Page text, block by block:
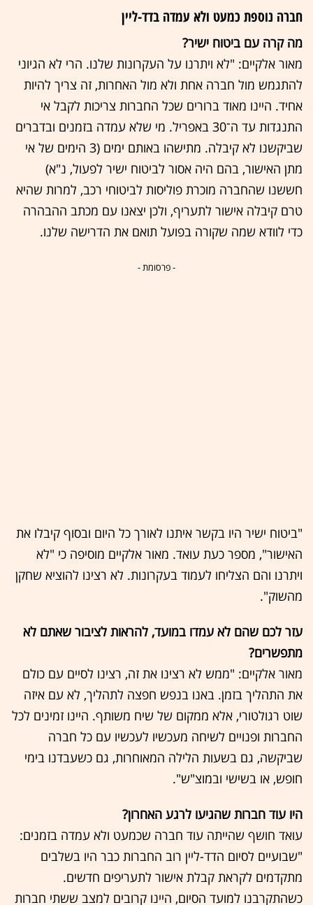
חברה נוספת כמעט ולא עמדה בדד-ליין
מה קרה עם ביטוח ישיר?
מאור אלקיים: "לא ויתרנו על העקרונות שלנו. הרי לא הגיוני
להתגמש מול חברה אחת ולא מול האחרות, זה צריך להיות
אחיד. היינו מאוד ברורים שכל החברות צריכות לקבל אי
התנגדות עד ה־30 באפריל. מי שלא עמדה בזמנים ובדברים
שביקשנו לא קיבלה. מתישהו באותם ימים (3 הימים של אי
מתן האישור, בהם היה אסור לביטוח ישיר לפעול, נ"א)
חששנו שהחברה מוכרת פוליסות לביטוחי רכב, למרות שהיא
טרם קיבלה אישור לתעריף, ולכן יצאנו עם מכתב ההבהרה
כדי לוודא שמה שקורה בפועל תואם את הדרישה שלנו.
- פרסומת -
"ביטוח ישיר היו בקשר איתנו לאורך כל היום ובסוף קיבלו את
האישור", מספר כעת עואד. מאור אלקיים מוסיפה כי "לא
ויתרנו והם הצליחו לעמוד בעקרונות. לא רצינו להוציא שחקן
מהשוק".
עזר לכם שהם לא עמדו במועד, להראות לציבור שאתם לא
מתפשרים?
מאור אלקיים: "ממש לא רצינו את זה, רצינו לסיים עם כולם
את התהליך בזמן. באנו בנפש חפצה לתהליך, לא עם איזה
שוט רגולטורי, אלא ממקום של שיח משותף. היינו זמינים לכל
החברות ופנויים לשיחה מעכשיו לעכשיו עם כל חברה
שביקשה, גם בשעות הלילה המאוחרות, גם כשעבדנו בימי
חופש, או בשישי ובמוצ"ש".
היו עוד חברות שהגיעו לרגע האחרון?
עואד חושף שהייתה עוד חברה שכמעט ולא עמדה בזמנים:
"שבועיים לסיום הדד-ליין רוב החברות כבר היו בשלבים
מתקדמים לקראת קבלת אישור לתעריפים חדשים.
כשהתקרבנו למועד הסיום, היינו קרובים למצב ששתי חברות